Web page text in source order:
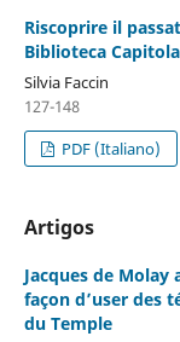
Riscoprire il
Biblioteca
Silvia Faccin
127-148
PDF (Italiano)
Artigos
Jacques de Molay
façon d’user des
du Temple